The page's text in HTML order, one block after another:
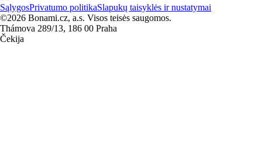
SąlygosPrivatumo politikaSlapukų taisyklės ir nustatymai
©2026 Bonami.cz, a.s. Visos teisės saugomos.
Thámova 289/13, 186 00 Praha
Čekija